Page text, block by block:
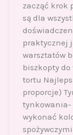
zacząć krok
są dla
praktycznej
warsztatów
biszkopty
tortu
proporcje)
wykonać